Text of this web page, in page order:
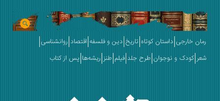
خارجی داستان کوتاه تاریخ دین و فلسفه اقتصاد روانشناسی
کودک و نوجوان طرح جلد فیلم طنز ریشه‌ها پس از کتاب